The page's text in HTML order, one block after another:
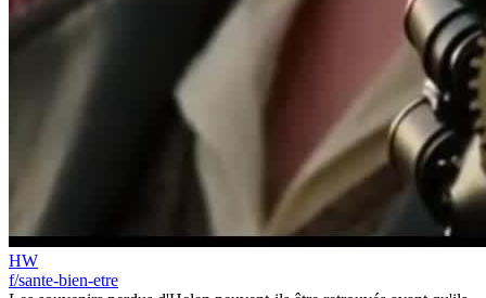
HW
f/sante-bien-etre